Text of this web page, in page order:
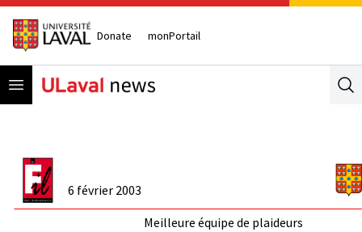
Donate monPortail
Open menu
6 février 2003
Meilleure équipe de plaideurs